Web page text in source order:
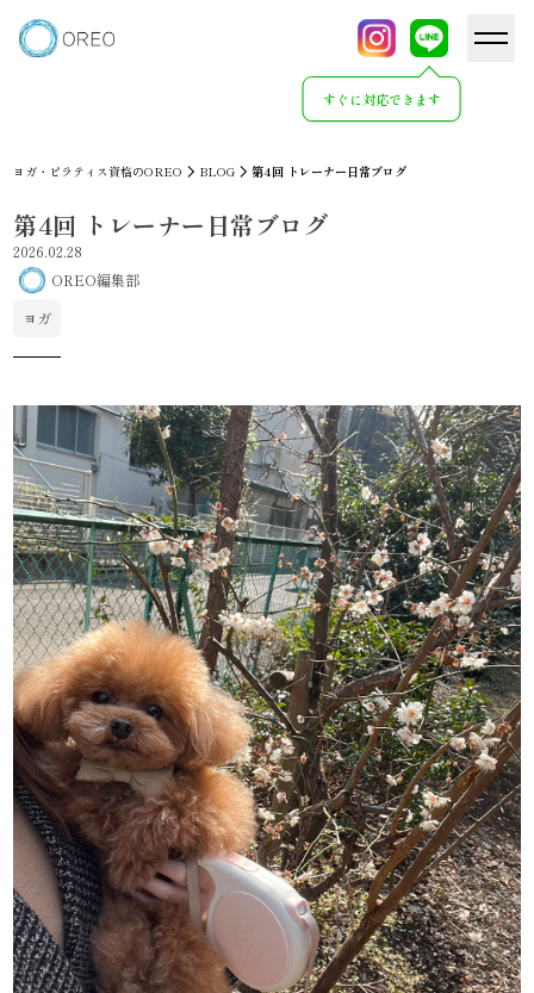
すぐに対応できます
ヨガ・ピラティス資格のOREO BLOG 第4回 トレーナー日常ブログ
第4回 トレーナー日常ブログ
2026.02.28
OREO編集部
ヨガ